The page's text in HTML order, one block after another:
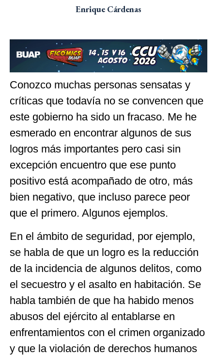
Enrique Cárdenas
Conozco muchas personas sensatas y
críticas que todavía no se convencen que
este gobierno ha sido un fracaso. Me he
esmerado en encontrar algunos de sus
logros más importantes pero casi sin
excepción encuentro que ese punto
positivo está acompañado de otro, más
bien negativo, que incluso parece peor
que el primero. Algunos ejemplos.
En el ámbito de seguridad, por ejemplo,
se habla de que un logro es la reducción
de la incidencia de algunos delitos, como
el secuestro y el asalto en habitación. Se
habla también de que ha habido menos
abusos del ejército al entablarse en
enfrentamientos con el crimen organizado
y que la violación de derechos humanos